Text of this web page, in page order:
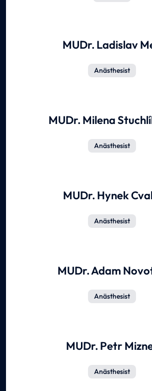
MUDr. Ladislav
Anästhesist
MUDr. Milena
Anästhesist
MUDr. Hynek
Anästhesist
MUDr. Adam
Anästhesist
MUDr. Petr
Anästhesist